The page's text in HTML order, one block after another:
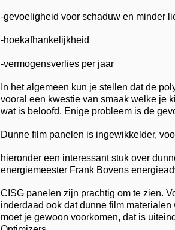
-gevoeligheid voor schaduw en minder
-hoekafhankelijkheid
-vermogensverlies per jaar
In het algemeen kun je stellen dat de
vooral een kwestie van smaak welke je
wat is beloofd. Enige probleem is de
Dunne film panelen is ingewikkelder,
hieronder een interessant stuk over
energiemeester Frank Bovens
CISG panelen zijn prachtig om te zien.
inderdaad ook dat dunne film
moet je gewoon voorkomen, dat is